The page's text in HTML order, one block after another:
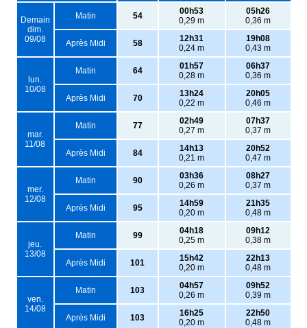
Demain
dim.
09/08
Matin 54
00h53
0,29 m
05h26
0,36 m
Après Midi 58
12h31
0,24 m
19h08
0,43 m
lun.
10/08
Matin 64
01h57
0,28 m
06h37
0,36 m
Après Midi 70
13h24
0,22 m
20h05
0,46 m
mar.
11/08
Matin 77
02h49
0,27 m
07h37
0,37 m
Après Midi 84
14h13
0,21 m
20h52
0,47 m
mer.
12/08
Matin 90
03h36
0,26 m
08h27
0,37 m
Après Midi 95
14h59
0,20 m
21h35
0,48 m
jeu.
13/08
Matin 99
04h18
0,25 m
09h12
0,38 m
Après Midi 101
15h42
0,20 m
22h13
0,48 m
ven.
14/08
Matin 103
04h57
0,26 m
09h52
0,39 m
Après Midi 103
16h25
0,20 m
22h50
0,48 m